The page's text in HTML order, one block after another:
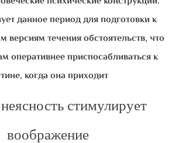
данное период для подготовки к
версиям течения обстоятельств, что
оперативнее приспосабливаться к
когда она приходит.
стимулирует
воображение